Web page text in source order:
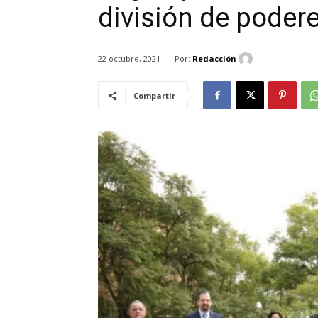
división de
22 octubre, 2021 Por: Redacción
Compartir